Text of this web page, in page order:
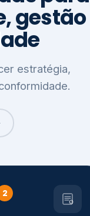
gestão
estratégia,
2